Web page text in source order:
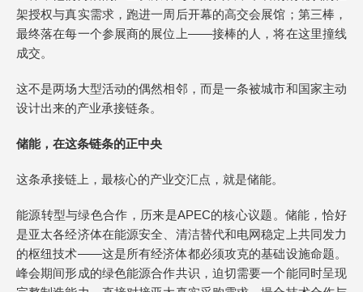
架授权与真实需求，跑进一周后开幕的高交会展馆；第三棒，
最终落在每一个参展商的展位上——接棒的人，将在这里撞线
成交。
这不是两场大型活动的偶然相邻，而是一条被城市和国家主动
设计出来的产业承接链条。
储能，在这条链条的正中央
这条承接链上，最核心的产业交汇点，就是储能。
能源转型与绿色合作，历来是APEC的核心议题。储能，恰好
是亚太各经济体在能源安全、清洁替代和电网稳定上共同发力
的枢纽技术——这是所有经济体都必须攻克的基础设施命题。
峰会期间形成的绿色能源合作共识，迫切需要一个能同时呈现